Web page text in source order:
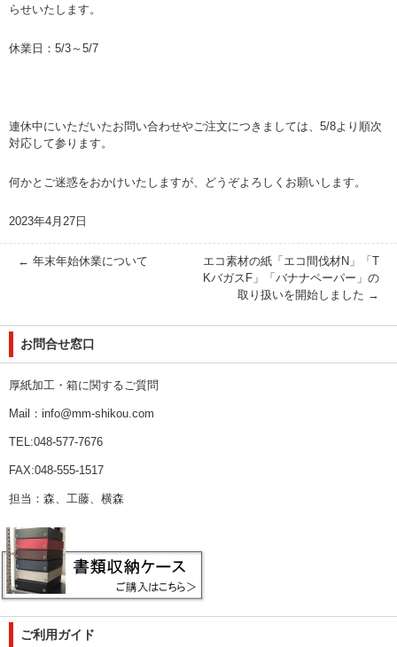
らせいたします。
休業日：5/3～5/7
連休中にいただいたお問い合わせやご注文につきましては、5/8より順次
対応して参ります。
何かとご迷惑をおかけいたしますが、どうぞよろしくお願いします。
2023年4月27日
← 年末年始休業について
エコ素材の紙「エコ間伐材N」「T
KバガスF」「バナナペーパー」の
取り扱いを開始しました →
お問合せ窓口
厚紙加工・箱に関するご質問
Mail：info@mm-shikou.com
TEL:048-577-7676
FAX:048-555-1517
担当：森、工藤、横森
ご利用ガイド